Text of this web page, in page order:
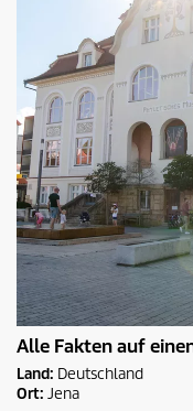
Alle Fakten auf
Land: Deutschland
Ort: Jena